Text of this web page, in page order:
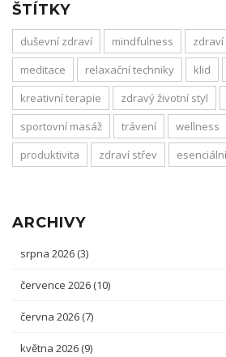
ŠTÍTKY
duševní zdraví mindfulness zdraví
meditace
relaxační techniky klid
kreativní terapie
zdravý životní styl
sportovní masáž
trávení wellness
produktivita
zdraví střev
ARCHIVY
srpna 2026 (3)
července 2026 (10)
června 2026 (7)
května 2026 (9)